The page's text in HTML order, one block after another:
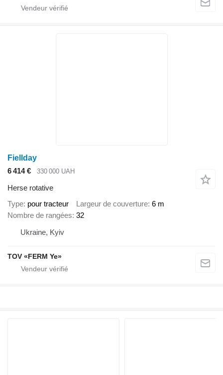
Fiellday
6 414 €
330 000 UAH
Herse rotative
Type pour tracteur Largeur de couverture 6 m
Nombre de rangées 32
Ukraine, Kyiv
TOV «FERM Ye»